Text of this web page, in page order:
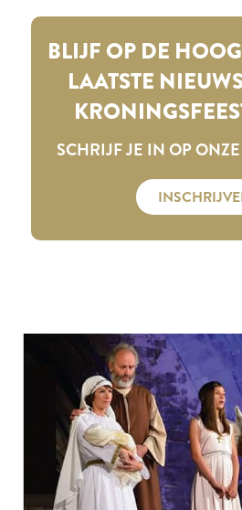
BLIJF OP DE
LAATSTE
SCHRIJF JE IN OP